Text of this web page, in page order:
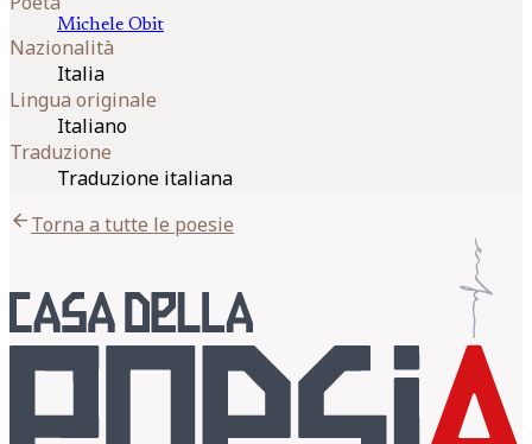
Michele Obit
Nazionalità
Italia
Lingua originale
Italiano
Traduzione
Traduzione italiana
arrow_backTorna a tutte le poesie